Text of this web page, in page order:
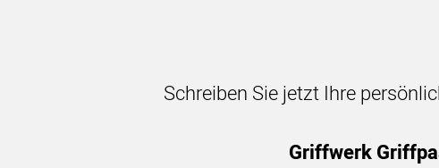
Schreiben Sie jetzt Ihre
Griffwerk